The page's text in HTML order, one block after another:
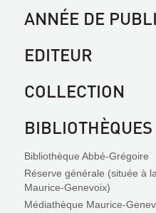
ANNÉE DE
EDITEUR
COLLECTION
BIBLIOTHÈQUES
Bibliothèque Abbé-Grégoire
Réserve générale (située à
Maurice-Genevoix)
Médiathèque Maurice-